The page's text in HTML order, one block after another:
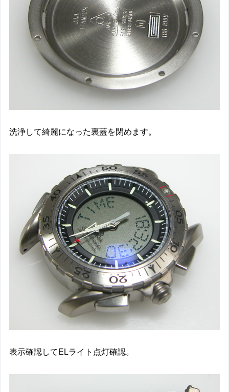
洗浄して綺麗になった裏蓋を閉めます。
表示確認してELライト点灯確認。